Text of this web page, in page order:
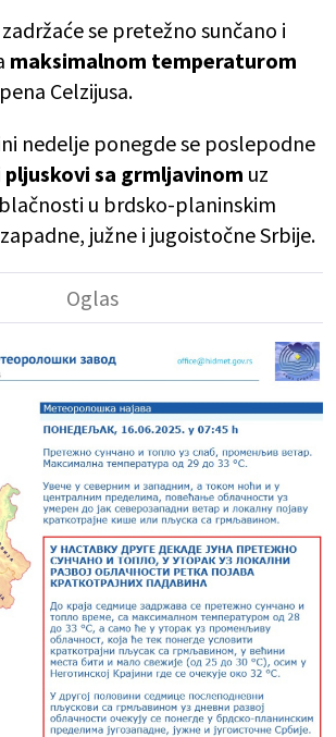
se pretežno sunčano i
maksimalnom temperaturom
Celzijusa.
nedelje ponegde se poslepodne
pljuskovi sa grmljavinom uz
u brdsko-planinskim
južne i jugoistočne Srbije.